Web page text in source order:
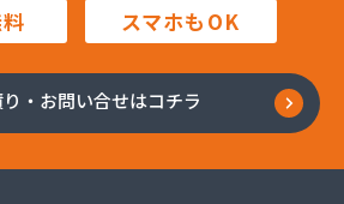
スマホもOK
・お問い合せはコチラ